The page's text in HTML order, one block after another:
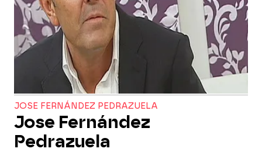
JOSE FERNÁNDEZ PEDRAZUELA
Jose Fernández
Pedrazuela